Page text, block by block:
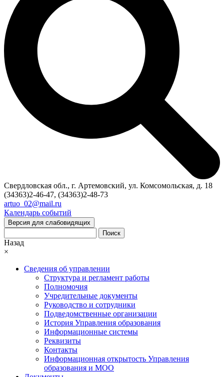
Свердловская обл., г. Артемовский, ул. Комсомольская, д. 18
(34363)2-46-47, (34363)2-48-73
artuo_02@mail.ru
Календарь событий
Версия для слабовидящих
Поиск
Назад
×
Сведения об управлении
Структура и регламент работы
Полномочия
Учредительные документы
Руководство и сотрудники
Подведомственные организации
История Управления образования
Информационные системы
Реквизиты
Контакты
Информационная открытость Управления
образования и МОО